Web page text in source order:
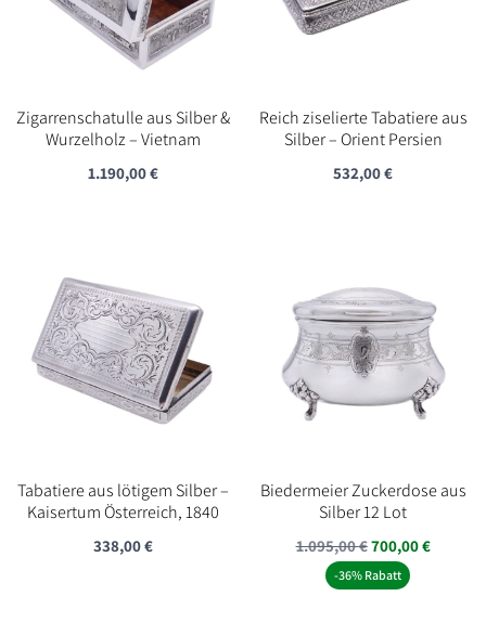
Zigarrenschatulle aus Silber &
Wurzelholz – Vietnam
1.190,00€
Reich ziselierte Tabatiere aus
Silber – Orient Persien
532,00€
Tabatiere aus lötigem Silber –
Kaisertum Österreich, 1840
338,00€
Biedermeier Zuckerdose aus
Silber 12 Lot
1.095,00€Ursprünglicher
Preis
700,00€
-36% Rabatt